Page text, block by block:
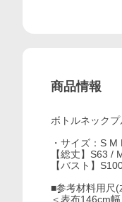
商品情報
ボトルネック
・サイズ：S
【総丈】S63 /
【バスト】
■参考材料用尺
＜表布146cm幅